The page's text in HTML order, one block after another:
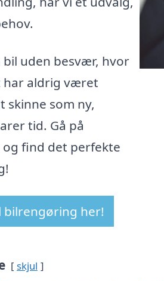
uden besvær, hvor
har aldrig været
skinne som ny,
tid. Gå på
og find det perfekte
bilrengøring her!
skjul